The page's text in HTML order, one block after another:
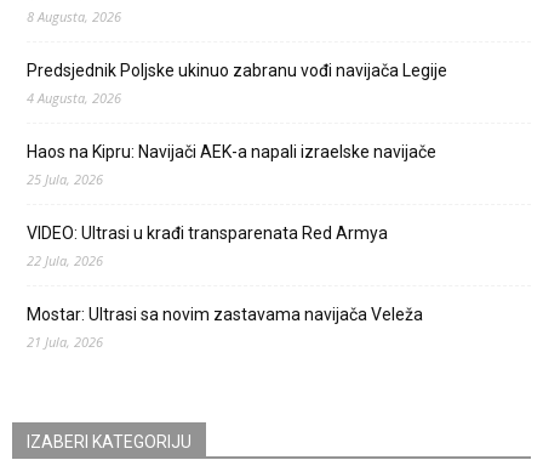
8 Augusta, 2026
Predsjednik Poljske ukinuo zabranu vođi navijača Legije
4 Augusta, 2026
Haos na Kipru: Navijači AEK-a napali izraelske navijače
25 Jula, 2026
VIDEO: Ultrasi u krađi transparenata Red Armya
22 Jula, 2026
Mostar: Ultrasi sa novim zastavama navijača Veleža
21 Jula, 2026
IZABERI KATEGORIJU